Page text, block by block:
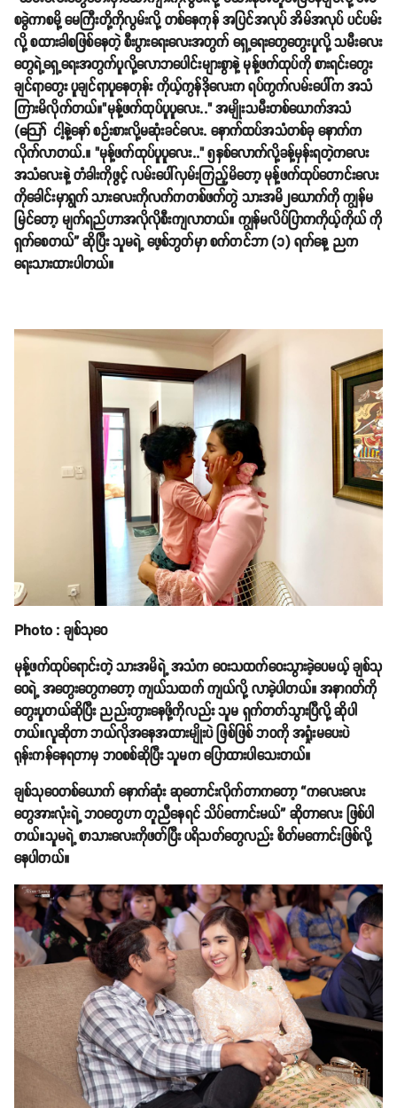
စခွဲကာစမို့ မေကြီးတို့ကိုလွမ်းလို့ တစ်နေကုန် အပြင်အလုပ် အိမ်အလုပ် ပင်ပမ်း
လို့ စထားခါစဖြစ်နေတဲ့ စီးပွားရေးလေးအတွက် ရှေ့ရေးတွေတွေးပူလို့ သမီးလေး
တွေရဲ့ရှေ့ရေးအတွက်ပူလို့လောဘပေါင်းများစွာနဲ့ မုန့်ဖက်ထုပ်ကို စားရင်းတွေး
ချင်ရာတွေး ပူချင်ရာပူနေတုန်း ကိုယ့်ကွန်ဒိုလေးက ရပ်ကွက်လမ်းပေါ်က အသံ
ကြားမိလိုက်တယ်။"မုန့်ဖက်ထုပ်ပူပူလေး.." အမျိုးသမီးတစ်ယောက်အသံ
(ဪ ငါ့နဲ့နော် စဉ်းစားလို့မဆုံးခင်လေး. နောက်ထပ်အသံတစ်ခု နောက်က
လိုက်လာတယ်.။ "မုန့်ဖက်ထုပ်ပူပူလေး.." ၅နှစ်လောက်လို့ခန့်မှန်းရတဲ့ကလေး
အသံလေးနဲ့ တံခါးကိုဖွင့် လမ်းပေါ်လှမ်းကြည့်မိတော့ မုန့်ဖက်ထုပ်တောင်းလေး
ကိုခေါင်းမှာရွက် သားလေးကိုလက်ကတစ်ဖက်တွဲ သားအမိ၂ယောက်ကို ကျွန်မ
မြင်တော့ မျက်ရည်ဟာအလိုလိုစီးကျလာတယ်။ ကျွန်မလိပ်ပြာကကိုယ့်ကိုယ် ကို
ရှက်စေတယ်” ဆိုပြီး သူမရဲ့ ဖေ့စ်ဘွတ်မှာ စက်တင်ဘာ (၁) ရက်နေ့ ညက
ရေးသားထားပါတယ်။
Photo : ချစ်သုဝေ
မုန့်ဖက်ထုပ်ရောင်းတဲ့ သားအမိရဲ့ အသံက ဝေးသထက်ဝေးသွားခဲ့ပေမယ့် ချစ်သု
ဝေရဲ့ အတွေးတွေကတော့ ကျယ်သထက် ကျယ်လို့ လာခဲ့ပါတယ်။ အနာဂတ်ကို
တွေးပူတယ်ဆိုပြီး ညည်းတွားနေဖို့ကိုလည်း သူမ ရှက်တတ်သွားပြီလို့ ဆိုပါ
တယ်။လူဆိုတာ ဘယ်လိုအနေအထားမျိုးပဲ ဖြစ်ဖြစ် ဘဝကို အရှုံးမပေးပဲ
ရုန်းကန်နေရတာမှ ဘဝစစ်ဆိုပြီး သူမက ပြောထားပါသေးတယ်။
ချစ်သုဝေတစ်ယောက် နောက်ဆုံး ဆုတောင်းလိုက်တာကတော့ “ကလေးလေး
တွေအားလုံးရဲ့ ဘဝတွေဟာ တူညီနေရင် သိပ်ကောင်းမယ်” ဆိုတာလေး ဖြစ်ပါ
တယ်။သူမရဲ့ စာသားလေးကိုဖတ်ပြီး ပရိသတ်တွေလည်း စိတ်မကောင်းဖြစ်လို့
နေပါတယ်။